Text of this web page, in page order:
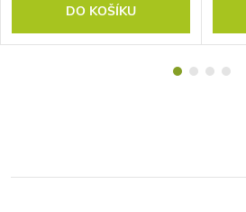
DO KOŠÍKU